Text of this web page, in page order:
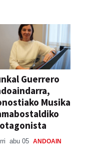
Guerrero
Musika
abu 05 ANDOAIN